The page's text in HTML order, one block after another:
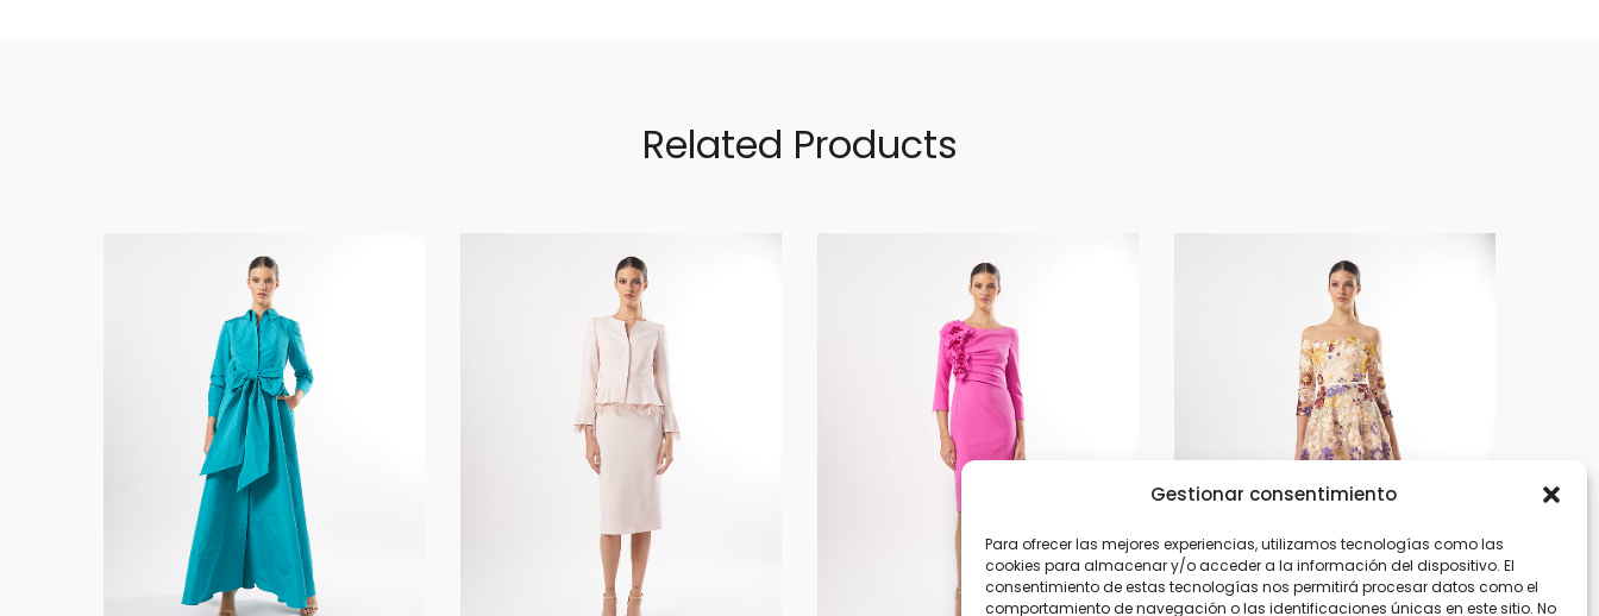
Gestionar consentimiento
Para ofrecer las mejores experiencias, utilizamos tecnologías como las
cookies para almacenar y/o acceder a la información del dispositivo. El
consentimiento de estas tecnologías nos permitirá procesar datos como el
comportamiento de navegación o las identificaciones únicas en este sitio. No
Related Products